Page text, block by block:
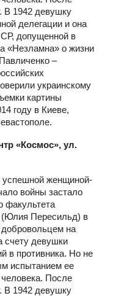
В 1942 девушку
делегации и она
допущенной в
«Незламна» о жизни
–
украинскому
картины
году в Киеве,
«Космос», ул.
успешной женщиной-
войны застало
факультета
(Юлия Пересильд) в
на
счету девушки
в противника. Но не
испытанием ее
После
В 1942 девушку